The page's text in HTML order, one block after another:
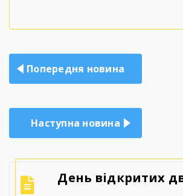
Навігація
записів
Попередня новина
Наступна новина
День відкритих